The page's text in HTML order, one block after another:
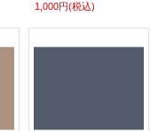
1,000円(税込)